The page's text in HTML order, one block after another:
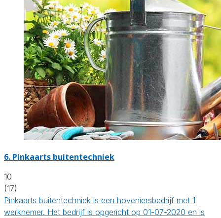
6. Pinkaarts buitentechniek
10
(17)
Pinkaarts buitentechniek is een hoveniersbedrijf met 1
werknemer. Het bedrijf is opgericht op 01-07-2020 en is